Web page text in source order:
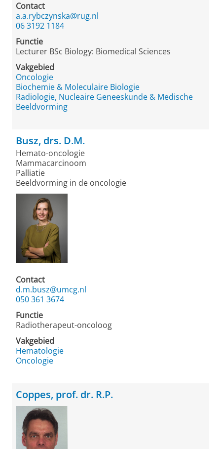
Contact
a.a.rybczynska@rug.nl
06 3192 1184
Functie
Lecturer BSc Biology: Biomedical Sciences
Vakgebied
Oncologie
Biochemie & Moleculaire Biologie
Radiologie, Nucleaire Geneeskunde & Medische
Beeldvorming
Busz, drs. D.M.
Hemato-oncologie
Mammacarcinoom
Palliatie
Beeldvorming in de oncologie
Contact
d.m.busz@umcg.nl
050 361 3674
Functie
Radiotherapeut-oncoloog
Vakgebied
Hematologie
Oncologie
Coppes, prof. dr. R.P.